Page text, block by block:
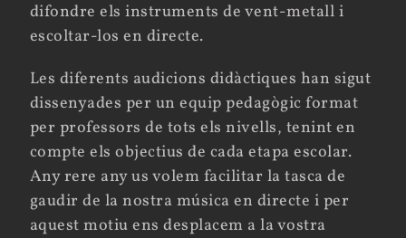
difondre els instruments de vent-metall i
escoltar-los en directe.
Les diferents audicions didàctiques han sigut
dissenyades per un equip pedagògic format
per professors de tots els nivells, tenint en
compte els objectius de cada etapa escolar.
Any rere any us volem facilitar la tasca de
gaudir de la nostra música en directe i per
aquest motiu ens desplacem a la vostra